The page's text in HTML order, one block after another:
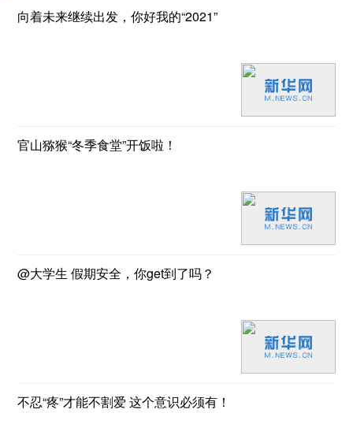
向着未来继续出发，你好我的“2021”
官山猕猴“冬季食堂”开饭啦！
@大学生 假期安全，你get到了吗？
不忍“疼”才能不割爱 这个意识必须有！